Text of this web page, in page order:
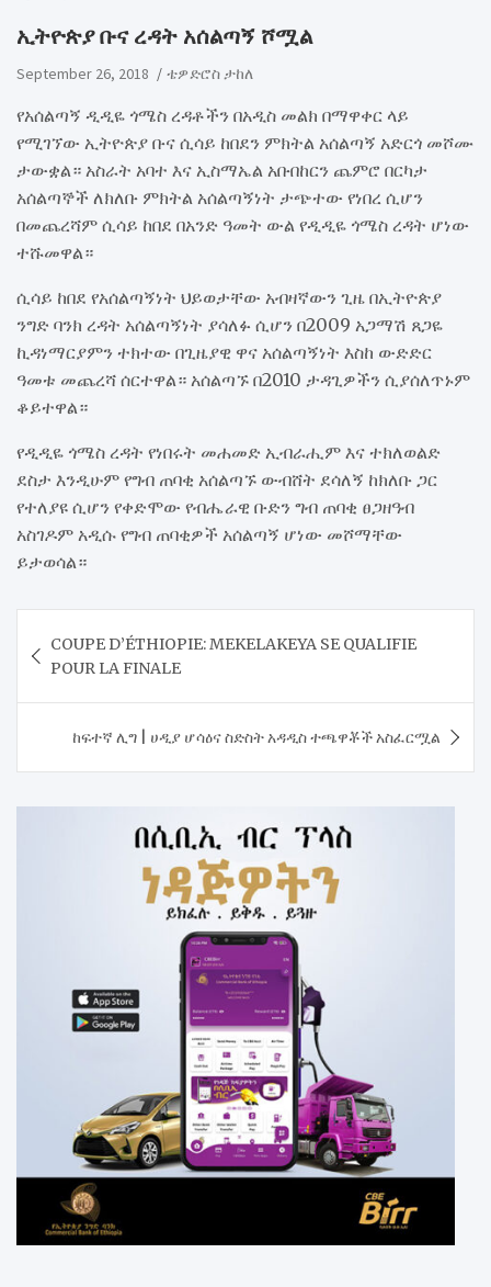
ኢትዮጵያ ቡና ረዳት አሰልጣኝ ሾሟል
September 26, 2018 ቴዎድሮስ ታከለ
የአሰልጣኝ ዲዲዬ ጎሜስ ረዳቶችን በአዲስ መልክ በማዋቀር ላይ
የሚገኘው ኢትዮጵያ ቡና ሲሳይ ከበደን ምክትል አሰልጣኝ አድርጎ መሾሙ
ታውቋል። አስራት አባተ እና ኢስማኤል አቡበከርን ጨምሮ በርካታ
አሰልጣኞች ለክለቡ ምክትል አሰልጣኝነት ታጭተው የነበረ ሲሆን
በመጨረሻም ሲሳይ ከበደ በአንድ ዓመት ውል የዲዲዬ ጎሜስ ረዳት ሆነው
ተሹመዋል።
ሲሳይ ከበደ የአሰልጣኝነት ህይወታቸው አብዛኛውን ጊዜ በኢትዮጵያ
ንግድ ባንክ ረዳት አሰልጣኝነት ያሳለፉ ሲሆን በ2009 አጋማሽ ጸጋዬ
ኪዳነማርያምን ተክተው በጊዜያዊ ዋና አሰልጣኝነት እስከ ውድድር
ዓመቱ መጨረሻ ሰርተዋል። አሰልጣኙ በ2010 ታዳጊዎችን ሲያሰለጥኑም
ቆይተዋል።
የዲዲዬ ጎሜስ ረዳት የነበሩት መሐመድ ኢብራሒም እና ተክለወልድ
ደስታ እንዲሁም የግብ ጠባቂ አሰልጣኙ ውብሸት ደሳለኝ ከክለቡ ጋር
የተለያዩ ሲሆን የቀድሞው የብሔራዊ ቡድን ግብ ጠባቂ ፀጋዘዓብ
አስገዶም አዲሱ የግብ ጠባቂዎች አሰልጣኝ ሆነው መሾማቸው
ይታወሳል።
navigation
COUPE D’ÉTHIOPIE: MEKELAKEYA SE QUALIFIE
POUR LA FINALE
ከፍተኛ ሊግ | ሀዲያ ሆሳዕና ስድስት አዳዲስ ተጫዋቾች አስፈርሟል